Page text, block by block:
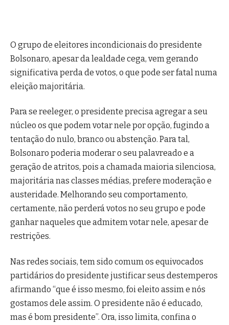
O grupo de eleitores incondicionais do presidente
Bolsonaro, apesar da lealdade cega, vem gerando
significativa perda de votos, o que pode ser fatal numa
eleição majoritária.
Para se reeleger, o presidente precisa agregar a seu
núcleo os que podem votar nele por opção, fugindo a
tentação do nulo, branco ou abstenção. Para tal,
Bolsonaro poderia moderar o seu palavreado e a
geração de atritos, pois a chamada maioria silenciosa,
majoritária nas classes médias, prefere moderação e
austeridade. Melhorando seu comportamento,
certamente, não perderá votos no seu grupo e pode
ganhar naqueles que admitem votar nele, apesar de
restrições.
Nas redes sociais, tem sido comum os equivocados
partidários do presidente justificar seus destemperos
afirmando “que é isso mesmo, foi eleito assim e nós
gostamos dele assim. O presidente não é educado,
mas é bom presidente”. Ora, isso limita, confina o